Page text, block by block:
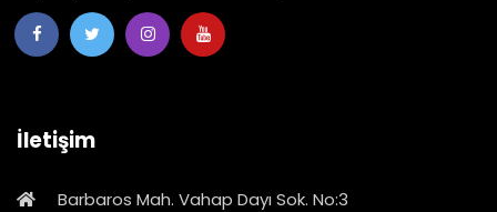
İletişim
Barbaros Mah. Vahap Dayı Sok. No:3